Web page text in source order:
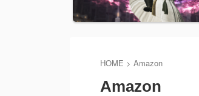
HOME > Amazon
Amazon